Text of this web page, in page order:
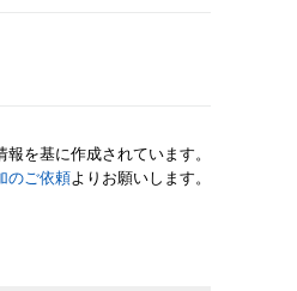
を基に作成されています。
のご依頼よりお願いします。